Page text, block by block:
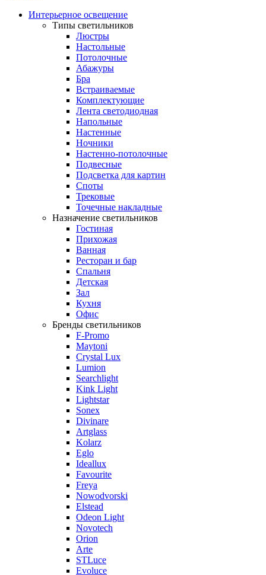
Интерьерное освещение
Типы светильников
Люстры
Настольные
Потолочные
Абажуры
Бра
Встраиваемые
Комплектующие
Лента светодиодная
Напольные
Настенные
Ночники
Настенно-потолочные
Подвесные
Подсветка для картин
Споты
Трековые
Точечные накладные
Назначение светильников
Гостиная
Прихожая
Ванная
Ресторан и бар
Спальня
Детская
Зал
Кухня
Офис
Бренды светильников
F-Promo
Maytoni
Crystal Lux
Lumion
Searchlight
Kink Light
Lightstar
Sonex
Divinare
Artglass
Kolarz
Eglo
Ideallux
Favourite
Freya
Nowodvorski
Elstead
Odeon Light
Novotech
Orion
Arte
STLuce
Evoluce